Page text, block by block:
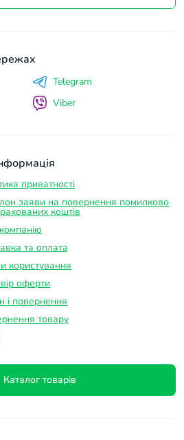
приватності
заяви на повернення помилково
коштів
та оплатa
користування
оферти
і повернення
товару
Каталог товарів
Telegram
Viber